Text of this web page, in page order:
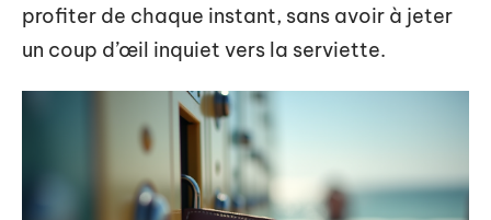
profiter de chaque instant, sans avoir à jeter
un coup d’œil inquiet vers la serviette.